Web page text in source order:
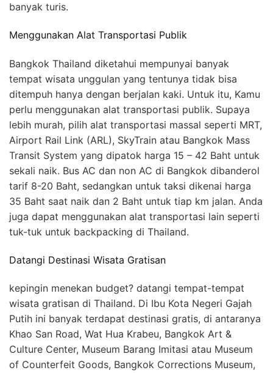
banyak turis.
Menggunakan Alat Transportasi Publik
Bangkok Thailand diketahui mempunyai banyak
tempat wisata unggulan yang tentunya tidak bisa
ditempuh hanya dengan berjalan kaki. Untuk itu, Kamu
perlu menggunakan alat transportasi publik. Supaya
lebih murah, pilih alat transportasi massal seperti MRT,
Airport Rail Link (ARL), SkyTrain atau Bangkok Mass
Transit System yang dipatok harga 15 – 42 Baht untuk
sekali naik. Bus AC dan non AC di Bangkok dibanderol
tarif 8-20 Baht, sedangkan untuk taksi dikenai harga
35 Baht saat naik dan 2 Baht untuk tiap km jalan. Anda
juga dapat menggunakan alat transportasi lain seperti
tuk-tuk untuk backpacking di Thailand.
Datangi Destinasi Wisata Gratisan
kepingin menekan budget? datangi tempat-tempat
wisata gratisan di Thailand. Di Ibu Kota Negeri Gajah
Putih ini banyak terdapat destinasi gratis, di antaranya
Khao San Road, Wat Hua Krabeu, Bangkok Art &
Culture Center, Museum Barang Imitasi atau Museum
of Counterfeit Goods, Bangkok Corrections Museum,